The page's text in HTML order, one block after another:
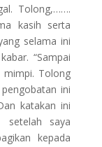
Tolong,…….
kasih serta
selama ini
“Sampai
Tolong
ini
katakan ini
setelah saya
kepada